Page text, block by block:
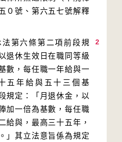
０號、第六五七號解釋
2
第六條第二項前段規
退休生效日在職同等級
數，每任職一年給與一
五年給與五十三個基
規定：「月退休金，以
加一倍為基數，每任職
給與，最高三十五年，
」其立法意旨係為規定